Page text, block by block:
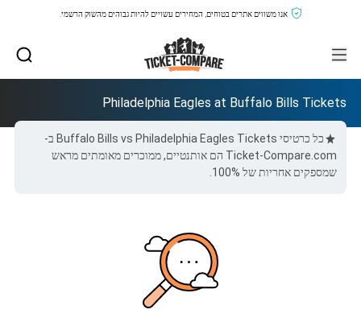
אנו משווים אתרים בטוחים, המחירים עשויים להיות גבוהים מהשוק הרשמי.
Philadelphia Eagles at Buffalo Bills Tickets
כל כרטיסי Buffalo Bills vs Philadelphia Eagles Tickets ב-
Ticket-Compare.com הם אותנטיים, ממוכרים מאומתים מראש
שמספקים אחריות של 100%.